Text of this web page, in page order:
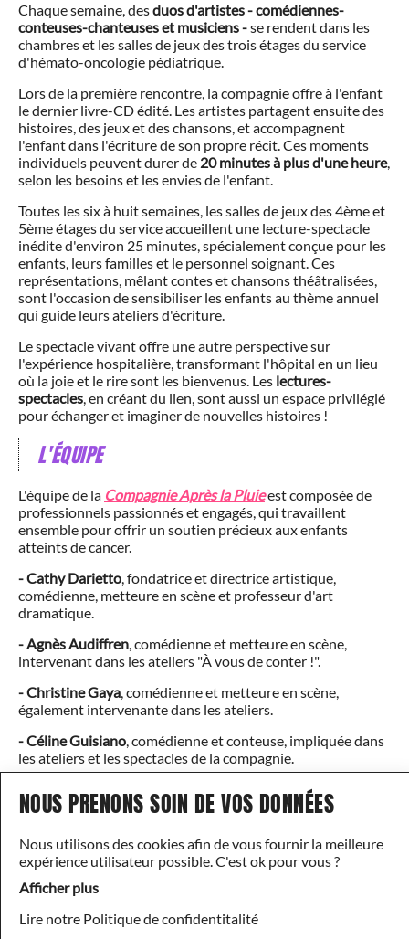
Chaque semaine, desduos d'artistes - comédiennes-
conteuses-chanteuses et musiciens -se rendent dans les
chambres et les salles de jeux des trois étages du service
d'hémato-oncologie pédiatrique.
Lors de la première rencontre, la compagnie offre à l'enfant
le dernier livre-CD édité. Les artistes partagent ensuite des
histoires, des jeux et des chansons, et accompagnent
l'enfant dans l'écriture de son propre récit. Ces moments
individuels peuvent durer de 20 minutes à plus d'une heure,
selon les besoins et les envies de l'enfant.
Toutes les six à huit semaines, les salles de jeux des 4ème et
5ème étages du service accueillent une lecture-spectacle
inédite d'environ 25 minutes, spécialement conçue pour les
enfants, leurs familles et le personnel soignant. Ces
représentations, mêlant contes et chansons théâtralisées,
sont l'occasion de sensibiliser les enfants au thème annuel
qui guide leurs ateliers d'écriture.
Le spectacle vivant offre une autre perspective sur
l'expérience hospitalière, transformant l'hôpital en un lieu
où la joie et le rire sont les bienvenus. Les lectures-
spectacles, en créant du lien, sont aussi un espace privilégié
pour échanger et imaginer de nouvelles histoires !
L'ÉQUIPE
L'équipe de la Compagnie Après la Pluieest composée de
professionnels passionnés et engagés, qui travaillent
ensemble pour offrir un soutien précieux aux enfants
atteints de cancer.
- Cathy Darietto, fondatrice et directrice artistique,
comédienne, metteure en scène et professeur d'art
dramatique.
- Agnès Audiffren, comédienne et metteure en scène,
intervenant dans les ateliers "À vous de conter !".
- Christine Gaya, comédienne et metteure en scène,
également intervenante dans les ateliers.
- Céline Guisiano, comédienne et conteuse, impliquée dans
les ateliers et les spectacles de la compagnie.
, comédienne et chanteuse, intervenant dans
les ateliers et en tournée.
- Claire Philippe, comédienne, metteure en scène et
conteuse, intervenant dans les ateliers et en tournée.
- Frédéric Albertini
NOUS PRENONS SOIN DE VOS DONNÉES
Nous utilisons des cookies afin de vous fournir la meilleure
expérience utilisateur possible. C'est ok pour vous ?
Afficher plus
Lire notre Politique de confidentitalité